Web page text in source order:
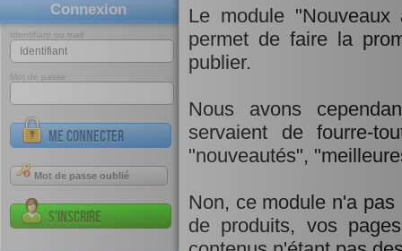
Le module
permet de faire la
publier.
Nous avons
servaient de fourre-
"nouveautés",
Non, ce module n'a
de produits, vos
Connexion
Identifiant ou mail
Mot de passe
Me connecter
Mot de passe oublié
S'inscrire